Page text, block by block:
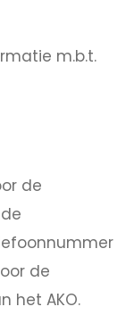
m.b.t.
de
de
het AKO.